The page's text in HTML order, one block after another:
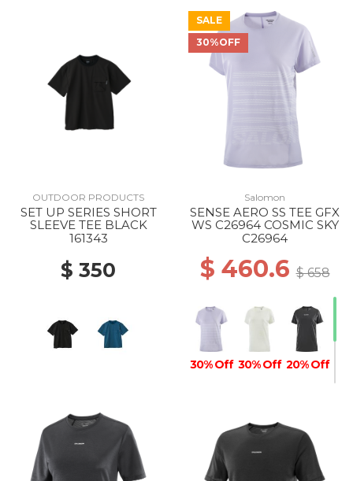
OUTDOOR PRODUCTS
SET UP SERIES SHORT
SLEEVE TEE BLACK
161343
$ 350
SALE
30%OFF
Salomon
SENSE AERO SS TEE GFX
WS C26964 COSMIC SKY
C26964
$ 460.6$ 658
30% Off 30% Off 20% Off